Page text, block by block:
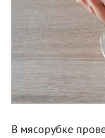
В мясорубке